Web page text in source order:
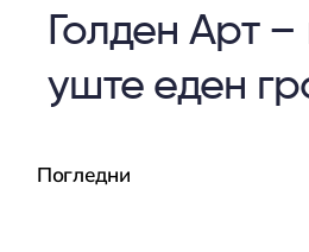
Голден Арт
уште еден
Погледни